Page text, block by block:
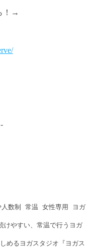
！→
人数制 常温 女性専用 ヨガ
けやすい、常温で行うヨガ
めるヨガスタジオ『ヨガス